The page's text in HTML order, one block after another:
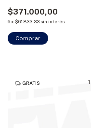
$371.000,00
6x $61.833,33 sin interés
Comprar
1
GRATIS